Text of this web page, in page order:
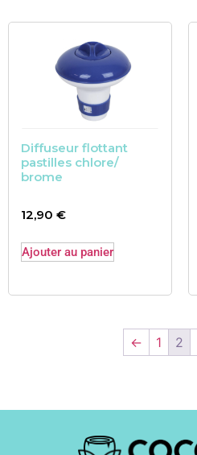
Diffuseur flottant
pastilles chlore/
brome
12,90 €
Ajouter au panier
← 1 2